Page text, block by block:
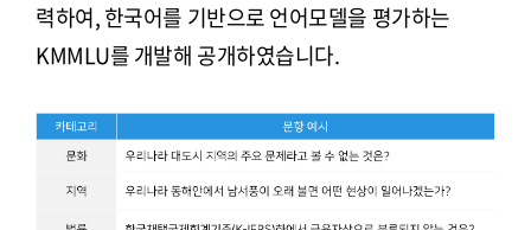
력하여, 한국어를 기반으로 언어모델을 평가하는
KMMLU를 개발해 공개하였습니다.